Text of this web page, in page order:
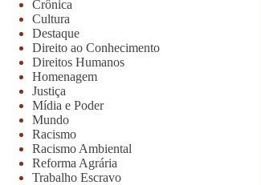
Crônica
Cultura
Destaque
Direito ao Conhecimento
Direitos Humanos
Homenagem
Justiça
Mídia e Poder
Mundo
Racismo
Racismo Ambiental
Reforma Agrária
Trabalho Escravo